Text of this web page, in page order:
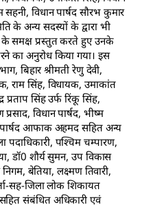
विधान पार्षद सौरभ कुमार
के अन्य सदस्यों के द्वारा भी
के समक्ष प्रस्तुत करते हुए उनके
का अनुरोध किया गया। इस
बिहार श्रीमती रेणु देवी,
राम सिंह, विधायक, उमाकांत
प्रताप सिंह उर्फ रिंकू सिंह,
विधान पार्षद, भीष्म
पार्षद आफाक अहमद सहित अन्य
पदाधिकारी, पश्चिम चम्पारण,
डॉ0 शौर्य सुमन, उप विकास
बेतिया, लक्ष्मण तिवारी,
सह-जिला लोक शिकायत
संबंधित अधिकारी एवं